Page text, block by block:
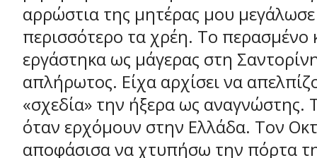
αρρώστια της μητέρας μου
περισσότερο τα χρέη. Το περασμένο
εργάστηκα ως μάγερας στη
απλήρωτος. Είχα αρχίσει να
«σχεδία» την ήξερα ως αναγνώστης.
όταν ερχόμουν στην Ελλάδα. Τον
αποφάσισα να χτυπήσω την πόρτα